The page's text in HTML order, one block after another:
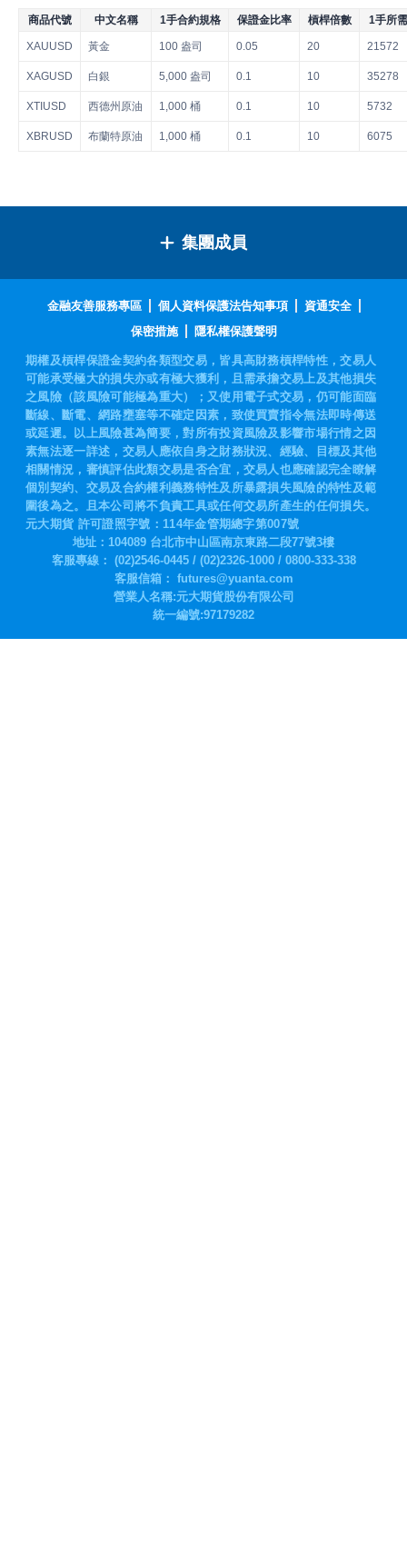
商品代號 中文名稱 1手合約規格 保證金比率 槓桿倍數 1手所
XAUUSD 黃金 100 盎司 0.05 20 21572
XAGUSD 白銀 5,000 盎司 0.1 10 35278
XTIUSD 西德州原油 1,000 桶 0.1 10 5732
XBRUSD 布蘭特原油 1,000 桶 0.1 10 6075
集團成員
金融友善服務專區 個人資料保護法告知事項
資通安全
保密措施
隱私權保護聲明
期權及槓桿保證金契約各類型交易，皆具高財務槓桿特性，交易人
可能承受極大的損失亦或有極大獲利，且需承擔交易上及其他損失
之風險（該風險可能極為重大）；又使用電子式交易，仍可能面臨
斷線、斷電、網路壅塞等不確定因素，致使買賣指令無法即時傳送
或延遲。以上風險甚為簡要，對所有投資風險及影響市場行情之因
素無法逐一詳述，交易人應依自身之財務狀況、經驗、目標及其他
相關情況，審慎評估此類交易是否合宜，交易人也應確認完全瞭解
個別契約、交易及合約權利義務特性及所暴露損失風險的特性及範
圍後為之。且本公司將不負責工具或任何交易所產生的任何損失。
元大期貨 許可證照字號：114年金管期總字第007號
地址：104089 台北市中山區南京東路二段77號3樓
統一編號:97179282
營業人名稱:元大期貨股份有限公司
客服專線： (02)2546-0445 / (02)2326-1000 / 0800-333-338
客服信箱： futures@yuanta.com